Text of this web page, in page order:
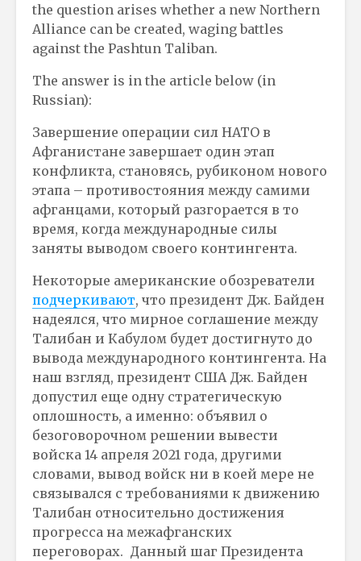
the question arises whether a new Northern
Alliance can be created, waging battles
against the Pashtun Taliban.
The answer is in the article below (in
Russian):
Завершение операции сил НАТО в
Афганистане завершает один этап
конфликта, становясь, рубиконом нового
этапа – противостояния между самими
афганцами, который разгорается в то
время, когда международные силы
заняты выводом своего контингента.
Некоторые американские обозреватели
подчеркивают, что президент Дж. Байден
надеялся, что мирное соглашение между
Талибан и Кабулом будет достигнуто до
вывода международного контингента. На
наш взгляд, президент США Дж. Байден
допустил еще одну стратегическую
оплошность, а именно: объявил о
безоговорочном решении вывести
войска 14 апреля 2021 года, другими
словами, вывод войск ни в коей мере не
связывался с требованиями к движению
Талибан относительно достижения
прогресса на межафганских
переговорах. Данный шаг Президента